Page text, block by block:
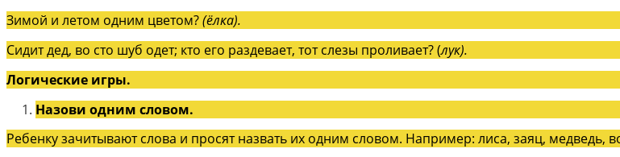
Зимой и летом одним цветом?(ёлка).
Сидит дед, во сто шуб одет; кто его раздевает, тот слезы проливает? (лук).
Логические игры.
Назови одним словом.
Ребенку зачитывают слова и просят назвать их одним словом. Например: лиса, заяц,